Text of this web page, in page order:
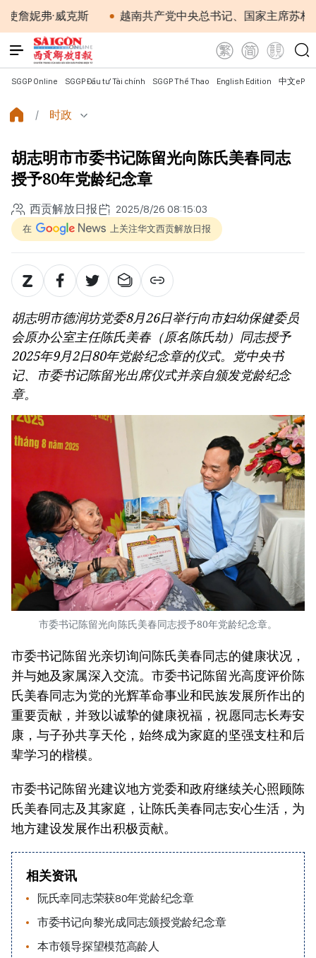
弗·威克斯 越南共产党中央总书记、国家主席苏林将对
SGGP Online SGGP Đầu tư Tài chính SGGP Thể Thao English Edition 中文
时政
胡志明市市委书记陈留光向陈氏美春同志
授予80年党龄纪念章
西贡解放日报 2025/8/26 08:15:03
在 上关注华文西贡解放日报
胡志明市德润坊党委8月26日举行向市妇幼保健委员
会原办公室主任陈氏美春（原名陈氏劫）同志授予
2025年9月2日80年党龄纪念章的仪式。党中央书
记、市委书记陈留光出席仪式并亲自颁发党龄纪念
章。
市委书记陈留光向陈氏美春同志授予80年党龄纪念章。
市委书记陈留光亲切询问陈氏美春同志的健康状况，
并与她及家属深入交流。市委书记陈留光高度评价陈
氏美春同志为党的光辉革命事业和民族发展所作出的
重要贡献，并致以诚挚的健康祝福，祝愿同志长寿安
康，与子孙共享天伦，始终成为家庭的坚强支柱和后
辈学习的楷模。
市委书记陈留光建议地方党委和政府继续关心照顾陈
氏美春同志及其家庭，让陈氏美春同志安心生活，为
地方建设发展作出积极贡献。
相关资讯
阮氏幸同志荣获80年党龄纪念章
市委书记向黎光成同志颁授党龄纪念章
本市领导探望模范高龄人